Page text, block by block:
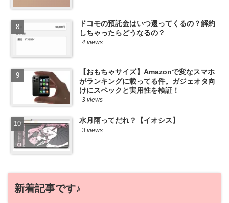
ドコモの預託金はいつ還ってくるの？解約
しちゃったらどうなるの？
4 views
【おもちゃサイズ】Amazonで変なスマホ
がランキングに載ってる件。ガジェオタ向
けにスペックと実用性を検証！
3 views
水月雨ってだれ？【イオシス】
3 views
新着記事です♪